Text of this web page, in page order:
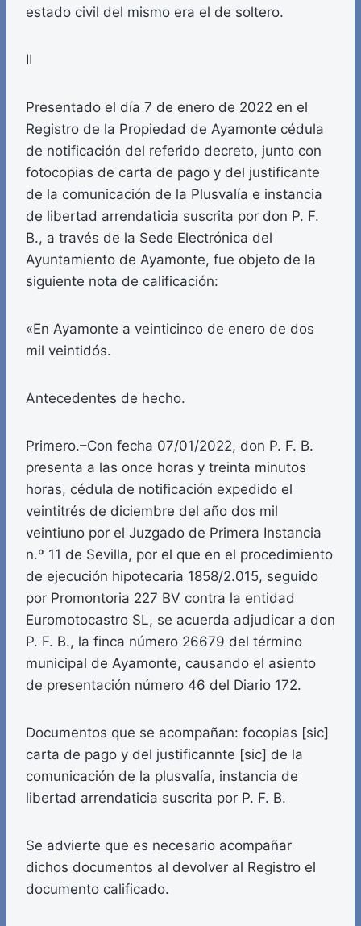
estado civil del mismo era el de soltero.
II
Presentado el día 7 de enero de 2022 en el
Registro de la Propiedad de Ayamonte cédula
de notificación del referido decreto, junto con
fotocopias de carta de pago y del justificante
de la comunicación de la Plusvalía e instancia
de libertad arrendaticia suscrita por don P. F.
B., a través de la Sede Electrónica del
Ayuntamiento de Ayamonte, fue objeto de la
siguiente nota de calificación:
«En Ayamonte a veinticinco de enero de dos
mil veintidós.
Antecedentes de hecho.
Primero.–Con fecha 07/01/2022, don P. F. B.
presenta a las once horas y treinta minutos
horas, cédula de notificación expedido el
veintitrés de diciembre del año dos mil
veintiuno por el Juzgado de Primera Instancia
n.º 11 de Sevilla, por el que en el procedimiento
de ejecución hipotecaria 1858/2.015, seguido
por Promontoria 227 BV contra la entidad
Euromotocastro SL, se acuerda adjudicar a don
P. F. B., la finca número 26679 del término
municipal de Ayamonte, causando el asiento
de presentación número 46 del Diario 172.
Documentos que se acompañan: focopias [sic]
carta de pago y del justificannte [sic] de la
comunicación de la plusvalía, instancia de
libertad arrendaticia suscrita por P. F. B.
Se advierte que es necesario acompañar
dichos documentos al devolver al Registro el
documento calificado.